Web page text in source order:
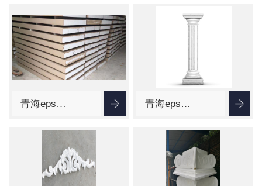
EPS装饰线条不仅美观，而
青海eps装饰线条 青海eps罗马柱